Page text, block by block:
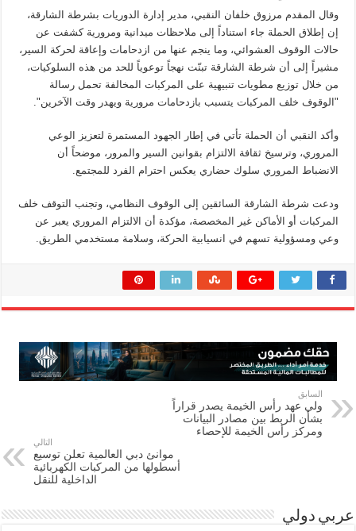
وقال المقدم مرزوق خلفان النقبي، مدير إدارة الدوريات بشرطة الشارقة،
إن إطلاق الحملة جاء استناداً إلى ملاحظات ميدانية ومرورية كشفت عن
حالات الوقوف العشوائي، وما ينجم عنها من ازدحامات وإعاقة لحركة السير،
مشيراً إلى أن شرطة الشارقة تبنّت نهجاً توعوياً للحد من هذه السلوكيات،
من خلال توزيع مطويات تنبيهية على المركبات المخالفة تحمل رسالة
"الوقوف خلف المركبات يتسبب بازدحامات مرورية ويهدر وقت الآخرين".
وأكد النقبي أن الحملة تأتي في إطار الجهود المستمرة لتعزيز الوعي
المروري، وترسيخ ثقافة الالتزام بقوانين السير والمرور، موضحاً أن
الانضباط المروري سلوك حضاري يعكس احترام الفرد للمجتمع.
ودعت شرطة الشارقة السائقين إلى الوقوف النظامي، وتجنب التوقف خلف
المركبات أو الأماكن غير المخصصة، مؤكدة أن الالتزام المروري يعبر عن
وعي ومسؤولية تسهم في انسيابية الحركة، وسلامة مستخدمي الطريق.
السابق
ولي عهد رأس الخيمة يصدر قراراً
بشأن الربط بين مصادر البيانات
ومركز رأس الخيمة للإحصاء
التالي
موانئ دبي العالمية تعلن توسيع
أسطولها من المركبات الكهربائية
الداخلية للنقل
عربي دولي